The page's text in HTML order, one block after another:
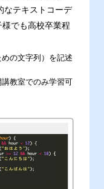
なテキストコーデ
でも高校卒業程
の文字列）を記述
教室でのみ学習可